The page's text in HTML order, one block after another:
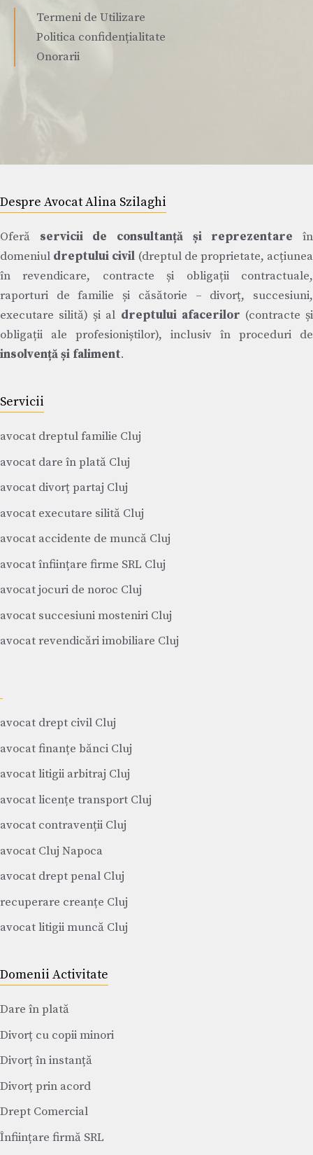
Termeni de Utilizare
Politica confidențialitate
Onorarii
Despre Avocat Alina Szilaghi
Oferă servicii de consultanță și reprezentare în
domeniul dreptului civil (dreptul de proprietate, acțiunea
în revendicare, contracte și obligații contractuale,
raporturi de familie și căsătorie – divorț, succesiuni,
executare silită) și al dreptului afacerilor (contracte și
obligații ale profesioniștilor), inclusiv în proceduri de
insolvență și faliment.
Servicii
avocat dreptul familie Cluj
avocat dare în plată Cluj
avocat divorț partaj Cluj
avocat executare silită Cluj
avocat accidente de muncă Cluj
avocat înființare firme SRL Cluj
avocat jocuri de noroc Cluj
avocat succesiuni mosteniri Cluj
avocat revendicări imobiliare Cluj
avocat drept civil Cluj
avocat finanțe bănci Cluj
avocat litigii arbitraj Cluj
avocat licențe transport Cluj
avocat contravenții Cluj
avocat Cluj Napoca
avocat drept penal Cluj
recuperare creanțe Cluj
avocat litigii muncă Cluj
Domenii Activitate
Dare în plată
Divorț cu copii minori
Divorț în instanță
Divorț prin acord
Drept Comercial
Înființare firmă SRL